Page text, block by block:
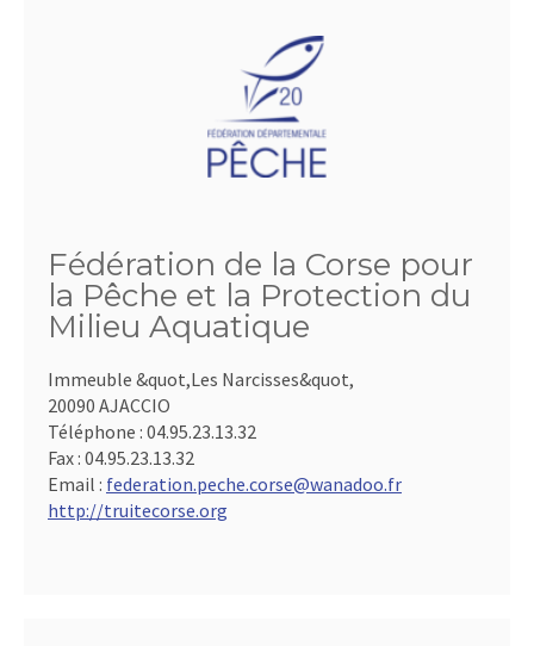
Fédération de la Corse pour
la Pêche et la Protection du
Milieu Aquatique
Immeuble &quot,Les Narcisses&quot,
20090 AJACCIO
Téléphone : 04.95.23.13.32
Fax : 04.95.23.13.32
Email : federation.peche.corse@wanadoo.fr
http://truitecorse.org